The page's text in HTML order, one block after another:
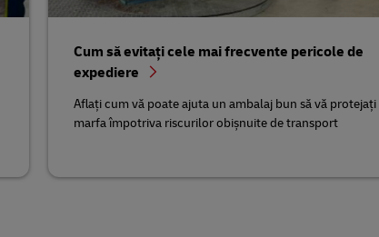
Cum să evitați cele mai frecvente pericole de
expediere
Aflați cum vă poate ajuta un ambalaj bun să vă protejați
marfa împotriva riscurilor obișnuite de transport